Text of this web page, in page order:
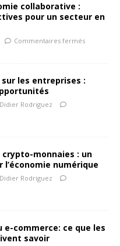
collaborative :
pour un secteur en
Commentaires fermés
sur les entreprises :
Didier Rodriguez
monnaies : un
l’économie numérique
Didier Rodriguez
e-commerce: ce que les
savoir